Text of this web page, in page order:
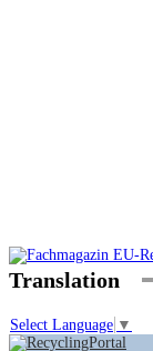
Translation
Select Language ▼